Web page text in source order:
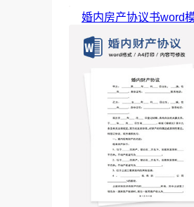
婚内房产协议书word